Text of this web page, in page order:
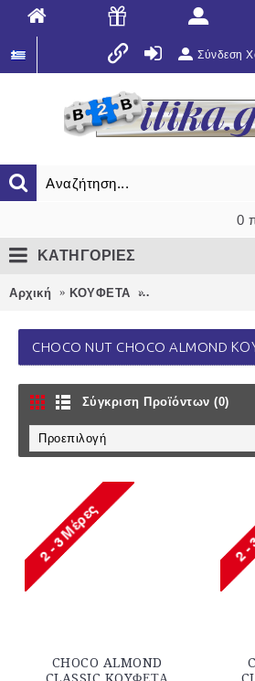
Σύνδεση
0
ΚΑΤΗΓΟΡΙΕΣ
Αρχική ΚΟΥΦΕΤΑ CHOCO NUT
Σύγκριση Προϊόντων (0)
CHOCO ALMOND